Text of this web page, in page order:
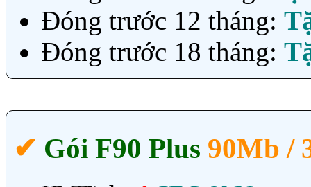
Đóng trước 12 tháng:
Đóng trước 18 tháng:
✔‎ Gói F90 Plus 90Mb /